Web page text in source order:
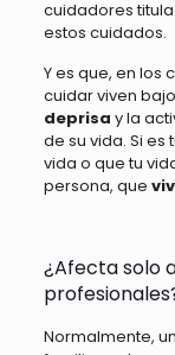
cuidadores
estos cuidados.
Y es que, en los
cuidar viven
deprisa y la
de su vida. Si
vida o que tu
persona, que
¿Afecta solo
Normalmente,